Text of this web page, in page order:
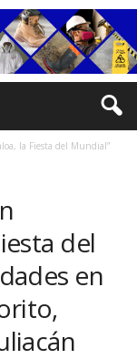
la Fiesta del Mundial”
del
en